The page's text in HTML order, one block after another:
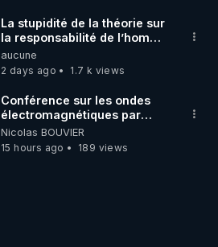
La stupidité de la théorie sur
la responsabilité de l’homme
concernant le dioxyde de
carbone.
aucune
2 days ago
1.7 k views
Conférence sur les ondes
électromagnétiques par
Grégoire Caustru et Bart de
Wever !
Nicolas BOUVIER
15 hours ago
189 views